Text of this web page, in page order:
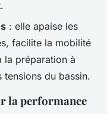
: elle apaise les
facilite la mobilité
la préparation à
tensions du bassin.
la performance